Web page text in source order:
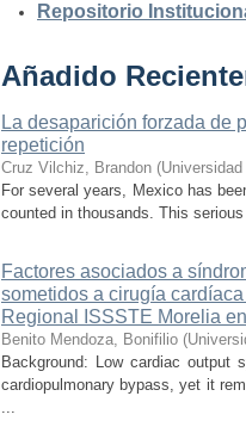
Repositorio
Añadido
La desaparición forzada de
repetición
Cruz Vilchiz, Brandon (
For several years, Mexico has
counted in thousands. This
Factores asociados a
sometidos a cirugía
Regional ISSSTE Morelia
Benito Mendoza, Bonifilio (
Background: Low cardiac output
cardiopulmonary bypass, yet it
...